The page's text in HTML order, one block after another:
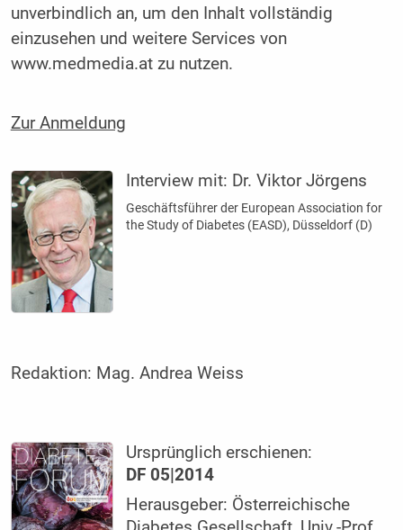
unverbindlich an, um den Inhalt vollständig
einzusehen und weitere Services von
www.medmedia.at zu nutzen.
Zur Anmeldung
Interview mit: Dr. Viktor Jörgens
Geschäftsführer der European Association for
the Study of Diabetes (EASD), Düsseldorf (D)
Redaktion: Mag. Andrea Weiss
Ursprünglich erschienen:
DF 05|2014
Herausgeber: Österreichische